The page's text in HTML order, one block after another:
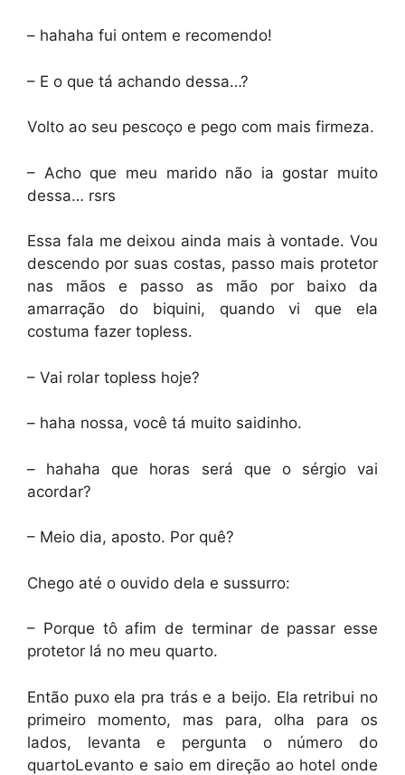
– hahaha fui ontem e recomendo!
– E o que tá achando dessa…?
Volto ao seu pescoço e pego com mais firmeza.
– Acho que meu marido não ia gostar muito
dessa… rsrs
Essa fala me deixou ainda mais à vontade. Vou
descendo por suas costas, passo mais protetor
nas mãos e passo as mão por baixo da
amarração do biquini, quando vi que ela
costuma fazer topless.
– Vai rolar topless hoje?
– haha nossa, você tá muito saidinho.
– hahaha que horas será que o sérgio vai
acordar?
– Meio dia, aposto. Por quê?
Chego até o ouvido dela e sussurro:
– Porque tô afim de terminar de passar esse
protetor lá no meu quarto.
Então puxo ela pra trás e a beijo. Ela retribui no
primeiro momento, mas para, olha para os
lados, levanta e pergunta o número do
quartoLevanto e saio em direção ao hotel onde